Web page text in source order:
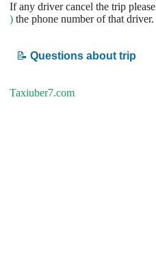
If any driver cancel the trip please
) the phone number of that driver.
📝 Questions about trip
Taxiuber7.com